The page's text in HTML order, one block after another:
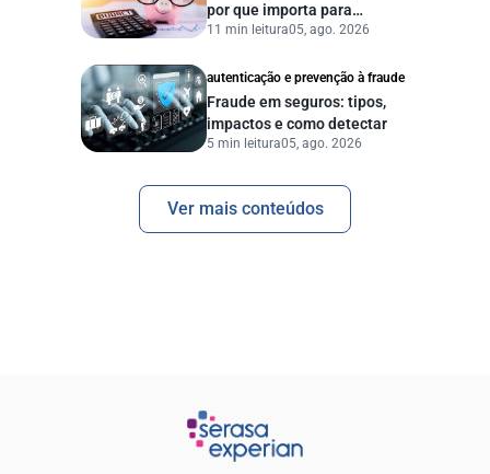
por que importa para
pessoas e empresas?
11 min leitura05, ago. 2026
autenticação e prevenção à fraude
Fraude em seguros: tipos,
impactos e como detectar
5 min leitura05, ago. 2026
Ver mais conteúdos